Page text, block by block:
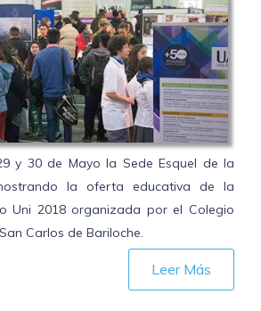
y 30 de Mayo la Sede Esquel de la
la oferta educativa de la
Uni 2018 organizada por el Colegio
Carlos de Bariloche.
Leer Más